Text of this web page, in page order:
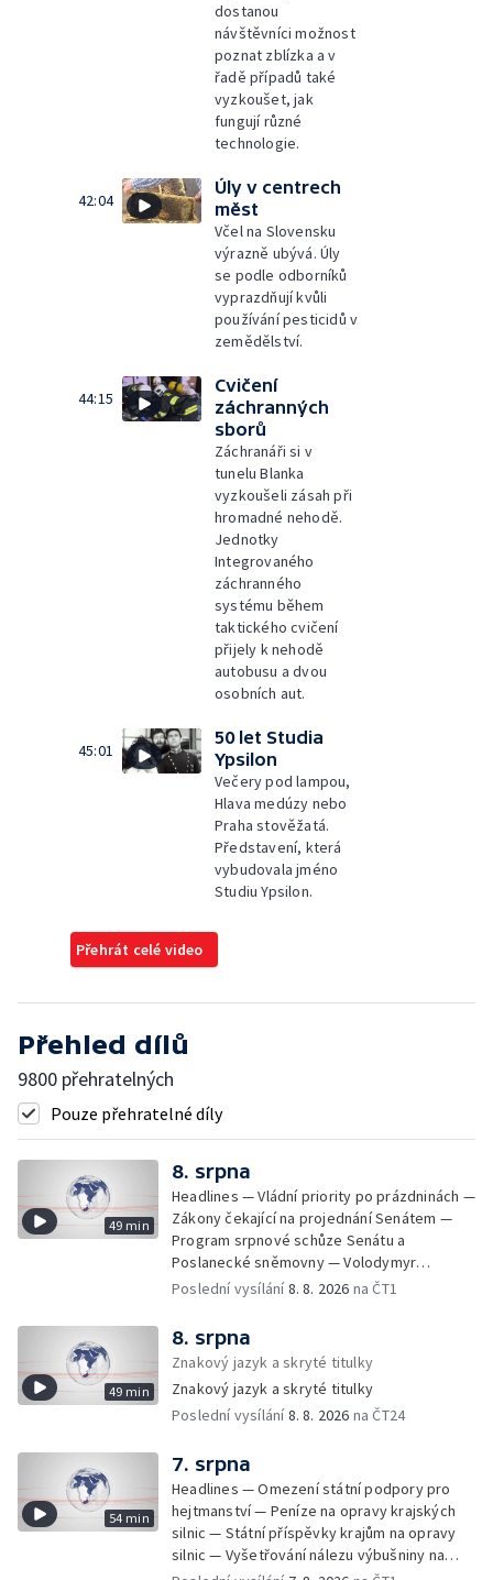
dostanou
návštěvníci možnost
poznat zblízka a v
řadě případů také
vyzkoušet, jak
fungují různé
technologie.
42:04
Úly v centrech
měst
Včel na Slovensku
výrazně ubývá. Úly
se podle odborníků
vyprazdňují kvůli
používání pesticidů v
zemědělství.
44:15
Cvičení
záchranných
sborů
Záchranáři si v
tunelu Blanka
vyzkoušeli zásah při
hromadné nehodě.
Jednotky
Integrovaného
záchranného
systému během
taktického cvičení
přijely k nehodě
autobusu a dvou
osobních aut.
45:01
50 let Studia
Ypsilon
Večery pod lampou,
Hlava medúzy nebo
Praha stověžatá.
Představení, která
vybudovala jméno
Studiu Ypsilon.
Přehrát celé video
Přehled dílů
9800 přehratelných
Pouze přehratelné díly
49 min
8. srpna
Headlines — Vládní priority po prázdninách —
Zákony čekající na projednání Senátem —
Program srpnové schůze Senátu a
Poslanecké sněmovny — Volodymyr
Zelenskyj jednal poprvé v Bělehradě —
provoz nelegálních domovů pro seniory —
Populace Česka stárne — Čekací lhůty na
přijetí do domovů pro seniory — Tisza
vybrala kandidáta na prezidenta — Tréninky
soutěžních párů StarDance — Následky
Prahou prošel průvod hrdosti na podporu
sexuálních menšin — Snazší vrácení zboží —
Pátrání na jezeře Most — Bezpečnost na
paddleboardech — Češi hledají chladnější
destinace — Kolik zaplatí Češi za dovolenou
— Cestování se zvířaty — Turistický nápor na
Poslední vysílání8. 8. 2026 na ČT1
49 min
8. srpna
Znakový jazyk a skryté titulky
Znakový jazyk a skryté titulky
Poslední vysílání8. 8. 2026 na ČT24
54 min
7. srpna
Headlines — Omezení státní podpory pro
hejtmanství — Peníze na opravy krajských
silnic — Státní příspěvky krajům na opravy
silnic — Vyšetřování nálezu výbušniny na